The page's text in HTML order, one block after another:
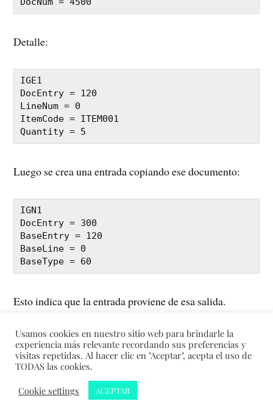
Detalle:
IGE1
DocEntry = 120
LineNum = 0
ItemCode = ITEM001
Luego se crea una entrada copiando ese documento:
IGN1
DocEntry = 300
BaseEntry = 120
BaseLine = 0
Esto indica que la entrada proviene de esa salida.
⚠️ Problema común en SAP
Business One
Usamos cookies en nuestro sitio web para brindarle la
experiencia más relevante recordando sus preferencias y
visitas repetidas. Al hacer clic en "Aceptar", acepta el uso de
TODAS las cookies.
Cookie settings
ACEPTAR